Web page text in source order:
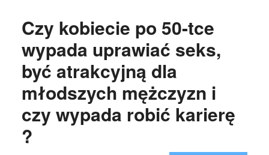
Czy kobiecie po 50-tce
wypada uprawiać seks,
być atrakcyjną dla
młodszych mężczyzn i
czy wypada robić karierę
?